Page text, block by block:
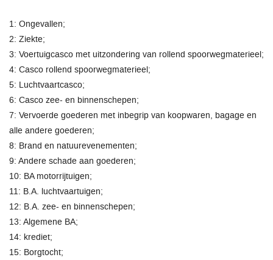
1: Ongevallen;
2: Ziekte;
3: Voertuigcasco met uitzondering van rollend spoorwegmaterieel;
4: Casco rollend spoorwegmaterieel;
5: Luchtvaartcasco;
6: Casco zee- en binnenschepen;
7: Vervoerde goederen met inbegrip van koopwaren, bagage en
alle andere goederen;
8: Brand en natuurevenementen;
9: Andere schade aan goederen;
10: BA motorrijtuigen;
11: B.A. luchtvaartuigen;
12: B.A. zee- en binnenschepen;
13: Algemene BA;
14: krediet;
15: Borgtocht;